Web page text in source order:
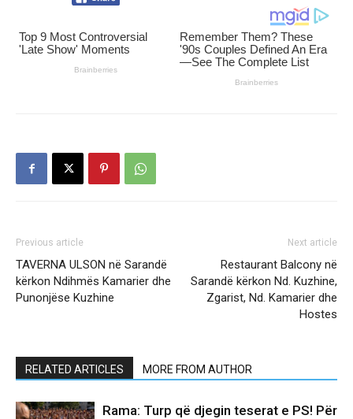
Previous article
TAVERNA ULSON në Sarandë
kërkon Ndihmës Kamarier dhe
Punonjëse Kuzhine
Next article
Restaurant Balcony në
Sarandë kërkon Nd. Kuzhine,
Zgarist, Nd. Kamarier dhe
Hostes
RELATED ARTICLES MORE FROM AUTHOR
Rama: Turp që djegin teserat e PS! Për